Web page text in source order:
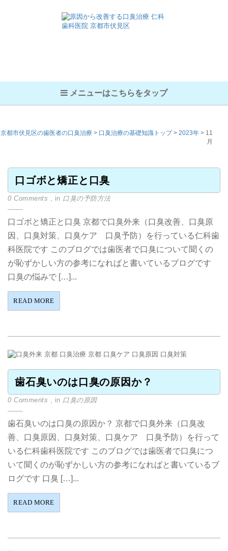
メニューはこちらをタップ
京都市伏見区の歯医者の口臭治療 > 口臭治療の基礎知識トップ> 2023年 > 11
月
口ゴボと矯正と口臭
0 Comments , in 口臭の予防方法
口ゴボと矯正と口臭 京都で口臭外来（口臭改善、口臭原
因、口臭対策、口臭ケア 口臭予防）を行っている仁科歯
科医院です このブログでは歯医者で口臭について聞くの
が恥ずかしい方の参考になればと書いているブログです
口臭の悩みで […]...
READ MORE
歯石臭いのは口臭の原因か？
0 Comments , in 口臭の原因
歯石臭いのは口臭の原因か？ 京都で口臭外来（口臭改
善、口臭原因、口臭対策、口臭ケア 口臭予防）を行って
いる仁科歯科医院です このブログでは歯医者で口臭につ
いて聞くのが恥ずかしい方の参考になればと書いているブ
ログです 口臭 […]...
READ MORE